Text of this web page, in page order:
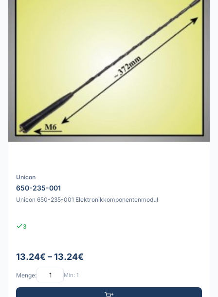
Unicon
650-235-001
Unicon 650-235-001 Elektronikkomponentenmodul
3
13.24€ – 13.24€
Menge: Min: 1